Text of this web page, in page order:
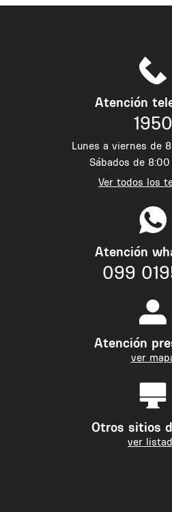
Atención
1950
Lunes a viernes de
Sábados de
Ver todos los
Atención
099
Atención
ver
Otros sitios
ver